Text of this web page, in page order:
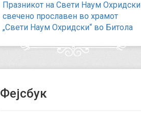
Празникот на Свети Наум Охридски
свечено прославен во храмот
„Свети Наум Охридски“ во Битола
Фејсбук